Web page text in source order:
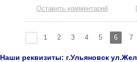
Оставить комментарий
1 2 3 4 5 6 7
Наши реквизиты: г.Ульяновск